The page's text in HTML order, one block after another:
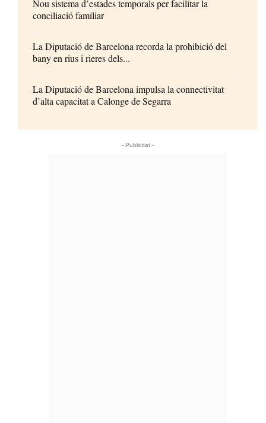
Nou sistema d’estades temporals per facilitar la
conciliació familiar
La Diputació de Barcelona recorda la prohibició del
bany en rius i rieres dels...
La Diputació de Barcelona impulsa la connectivitat
d’alta capacitat a Calonge de Segarra
- Publicitat -